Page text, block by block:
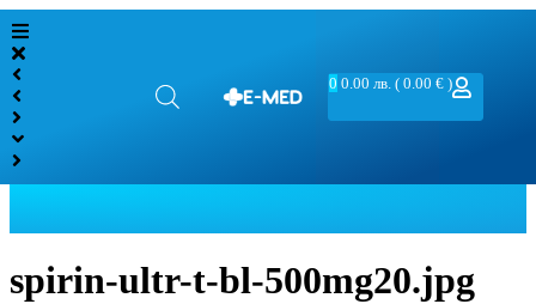
0 0.00лв. ( 0.00 € )
spirin-ultr-t-bl-500mg20.jpg